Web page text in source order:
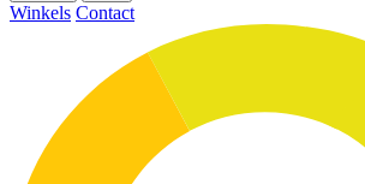
Winkels Contact